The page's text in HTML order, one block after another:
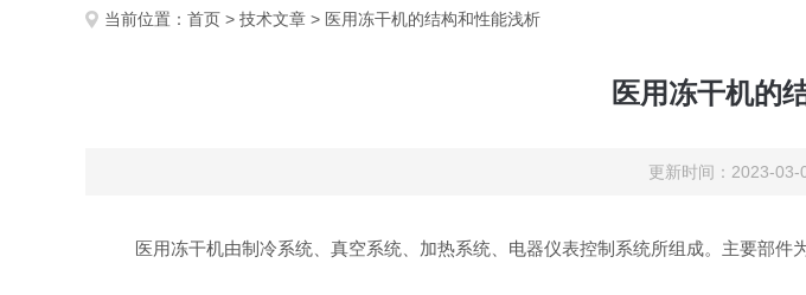
当前位置： 首页 > 技术文章 > 医用冻干机的结构和性能浅析
医用冻干机的
更新时间：2023-
医用冻干机由制冷系统、真空系统、加热系统、电器仪表控制系统所组成。主要部件